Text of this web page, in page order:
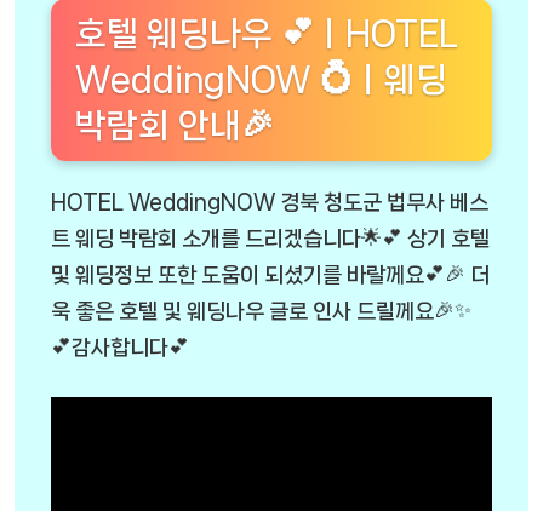
호텔 웨딩나우 💕ㅣHOTEL
WeddingNOW 💍ㅣ웨딩
박람회 안내🎉
HOTEL WeddingNOW 경북 청도군 법무사 베스
트 웨딩 박람회 소개를 드리겠습니다🌟💕 상기 호텔
및 웨딩정보 또한 도움이 되셨기를 바랄께요💕🎉 더
욱 좋은 호텔 및 웨딩나우 글로 인사 드릴께요🎉✨
💕감사합니다💕